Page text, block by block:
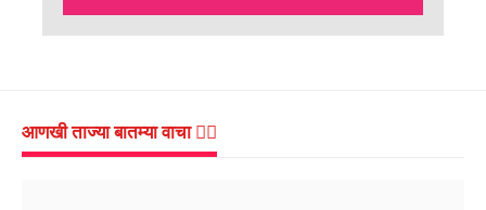
आणखी ताज्या बातम्या वाचा 👇🏻